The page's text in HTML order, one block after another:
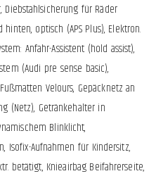
Diebstahlsicherung für Räder
optisch (APS Plus), Elektron.
Anfahr-Assistent (hold assist),
(Audi pre sense basic),
Velours, Gepäcknetz an
(Netz), Getränkehalter in
Blinklicht,
Isofix-Aufnahmen für Kindersitz,
betätigt, Knieairbag Beifahrerseite,